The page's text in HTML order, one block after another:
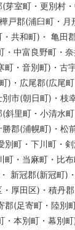
芽室町・更別村
戸郡(浦臼町・
共和町)・ 亀田
・中富良野町・
町・音別町)・古
)・広尾郡(広尾
市(朝日町)・枝
斜里町・小清水
郡(浦幌町)・松
別町・下川町・
町・当麻町・比
新冠郡(新冠町)
厚田区)・積丹
郡(足寄町・陸別
・本別町・幕別